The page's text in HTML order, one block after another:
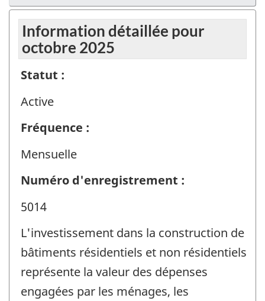
Information détaillée pour
octobre 2025
Statut :
Active
Fréquence :
Mensuelle
Numéro d'enregistrement :
5014
L'investissement dans la construction de
bâtiments résidentiels et non résidentiels
représente la valeur des dépenses
engagées par les ménages, les